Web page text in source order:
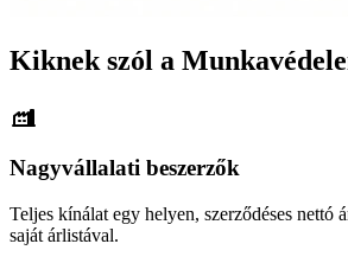
Kiknek szól a
Nagyvállalati beszerzők
Teljes kínálat egy helyen, szerződéses nettó
saját árlistával.